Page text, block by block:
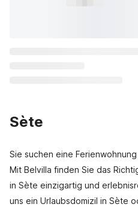
Sète
Sie suchen eine
Mit Belvilla finden Sie das
in Sète einzigartig und
uns ein Urlaubsdomizil in Sète